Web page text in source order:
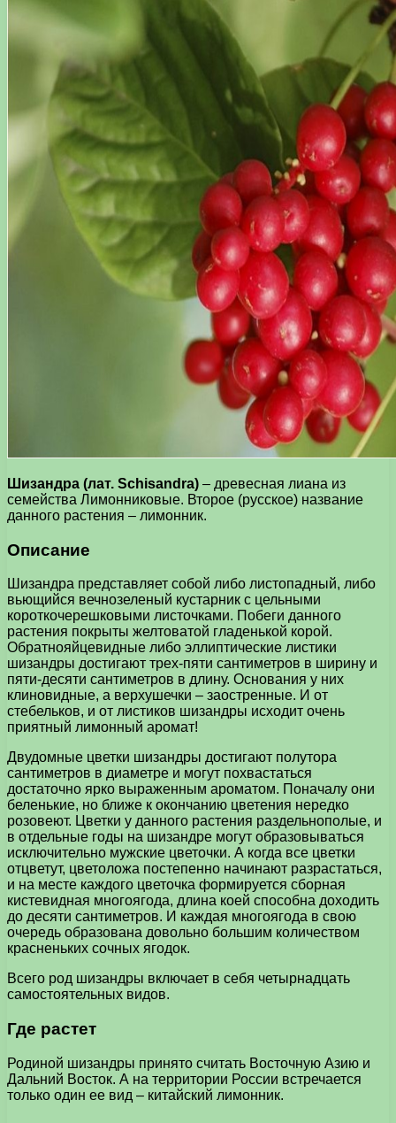
Шизандра (лат. Schisandra) – древесная лиана из
семейства Лимонниковые. Второе (русское) название
данного растения – лимонник.
Описание
Шизандра представляет собой либо листопадный, либо
вьющийся вечнозеленый кустарник с цельными
короткочерешковыми листочками. Побеги данного
растения покрыты желтоватой гладенькой корой.
Обратнояйцевидные либо эллиптические листики
шизандры достигают трех-пяти сантиметров в ширину и
пяти-десяти сантиметров в длину. Основания у них
клиновидные, а верхушечки – заостренные. И от
стебельков, и от листиков шизандры исходит очень
приятный лимонный аромат!
Двудомные цветки шизандры достигают полутора
сантиметров в диаметре и могут похвастаться
достаточно ярко выраженным ароматом. Поначалу они
беленькие, но ближе к окончанию цветения нередко
розовеют. Цветки у данного растения раздельнополые, и
в отдельные годы на шизандре могут образовываться
исключительно мужские цветочки. А когда все цветки
отцветут, цветоложа постепенно начинают разрастаться,
и на месте каждого цветочка формируется сборная
кистевидная многоягода, длина коей способна доходить
до десяти сантиметров. И каждая многоягода в свою
очередь образована довольно большим количеством
красненьких сочных ягодок.
Всего род шизандры включает в себя четырнадцать
самостоятельных видов.
Где растет
Родиной шизандры принято считать Восточную Азию и
Дальний Восток. А на территории России встречается
только один ее вид – китайский лимонник.